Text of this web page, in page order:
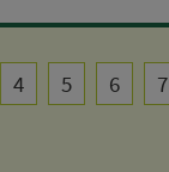
4 5 6 7